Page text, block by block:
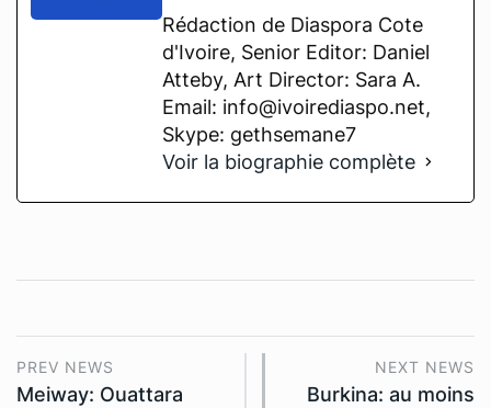
Rédaction de Diaspora Cote
d'Ivoire, Senior Editor: Daniel
Atteby, Art Director: Sara A.
Email: info@ivoirediaspo.net,
Skype: gethsemane7
Voir la biographie complète
PREV NEWS
Meiway: Ouattara
NEXT NEWS
Burkina: au moins